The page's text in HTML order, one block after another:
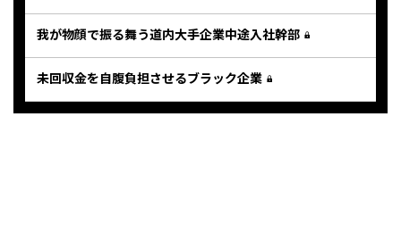
我が物顔で振る舞う道内大手企業中途入社幹部
未回収金を自腹負担させるブラック企業